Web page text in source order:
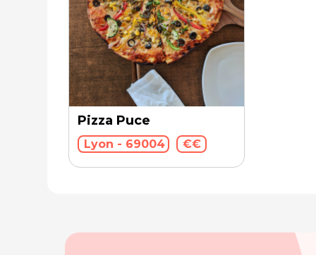
Pizza Puce
Lyon - 69004 €€